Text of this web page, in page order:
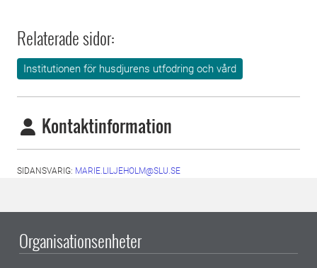
Relaterade sidor:
Institutionen för husdjurens utfodring och vård
Kontaktinformation
SIDANSVARIG: MARIE.LILJEHOLM@SLU.SE
Organisationsenheter